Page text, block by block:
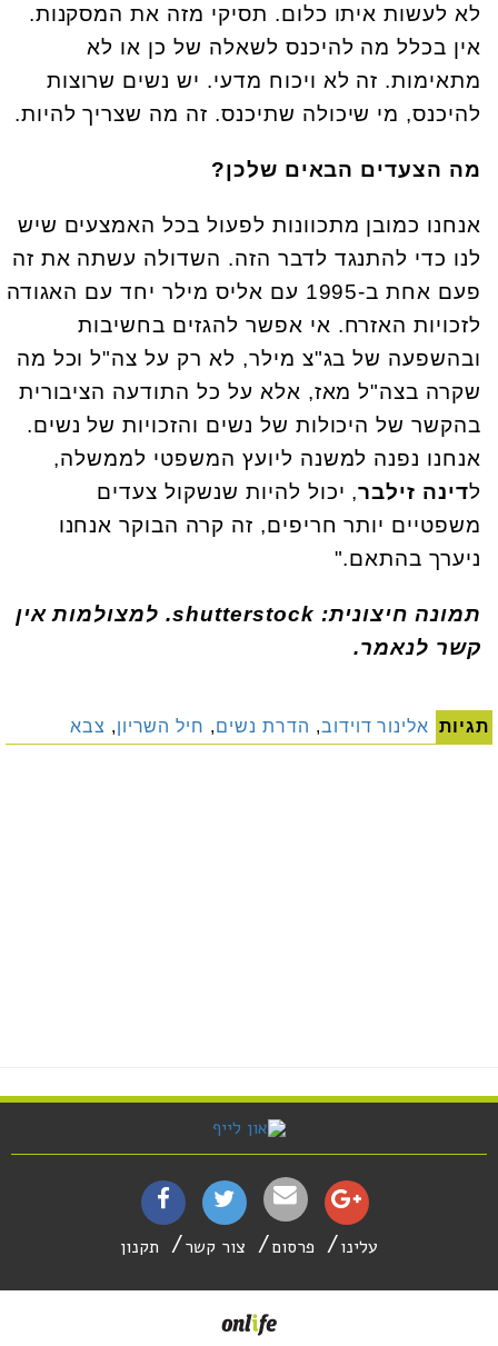
לא לעשות איתו כלום. תסיקי מזה את המסקנות.
אין בכלל מה להיכנס לשאלה של כן או לא
מתאימות. זה לא ויכוח מדעי. יש נשים שרוצות
להיכנס, מי שיכולה שתיכנס. זה מה שצריך להיות.
מה הצעדים הבאים שלכן?
אנחנו כמובן מתכוונות לפעול בכל האמצעים שיש
לנו כדי להתנגד לדבר הזה. השדולה עשתה את זה
פעם אחת ב-1995 עם אליס מילר יחד עם האגודה
לזכויות האזרח. אי אפשר להגזים בחשיבות
ובהשפעה של בג"צ מילר, לא רק על צה"ל וכל מה
שקרה בצה"ל מאז, אלא על כל התודעה הציבורית
בהקשר של היכולות של נשים והזכויות של נשים.
אנחנו נפנה למשנה ליועץ המשפטי לממשלה,
לדינה זילבר, יכול להיות שנשקול צעדים
משפטיים יותר חריפים, זה קרה הבוקר אנחנו
ניערך בהתאם."
תמונה חיצונית: shutterstock. למצולמות אין
קשר לנאמר.
תגיות אלינור דוידוב, הדרת נשים, חיל השריון, צבא
עלינו פרסום צור קשר תקנון